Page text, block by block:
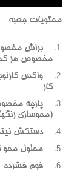
محتويات جعبه
براش
مخصوص هر
واکس
کار
(محوسازي
دستکش
محلول محو
فوم فشرده